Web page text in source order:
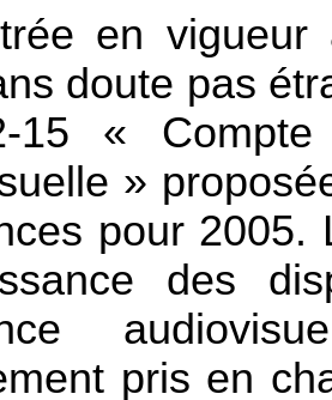
en
doute pas
15 «
»
pour 2005.
des
pris en